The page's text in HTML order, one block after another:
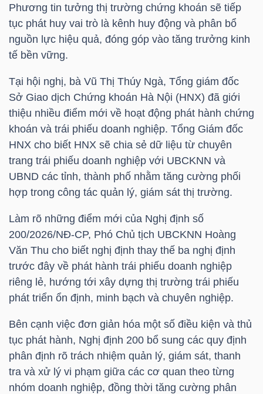
Phương tin tưởng thị trường chứng khoán sẽ tiếp
tục phát huy vai trò là kênh huy động và phân bổ
nguồn lực hiệu quả, đóng góp vào tăng trưởng kinh
tế bền vững.
Tại hội nghị, bà Vũ Thị Thúy Ngà, Tổng giám đốc
Sở Giao dịch Chứng khoán Hà Nội (HNX) đã giới
thiệu nhiều điểm mới về hoạt động phát hành chứng
khoán và trái phiếu doanh nghiệp. Tổng Giám đốc
HNX cho biết HNX sẽ chia sẻ dữ liệu từ chuyên
trang trái phiếu doanh nghiệp với UBCKNN và
UBND các tỉnh, thành phố nhằm tăng cường phối
hợp trong công tác quản lý, giám sát thị trường.
Làm rõ những điểm mới của Nghị định số
200/2026/NĐ-CP, Phó Chủ tịch UBCKNN Hoàng
Văn Thu cho biết nghị định thay thế ba nghị định
trước đây về phát hành trái phiếu doanh nghiệp
riêng lẻ, hướng tới xây dựng thị trường trái phiếu
phát triển ổn định, minh bạch và chuyên nghiệp.
Bên cạnh việc đơn giản hóa một số điều kiện và thủ
tục phát hành, Nghị định 200 bổ sung các quy định
phân định rõ trách nhiệm quản lý, giám sát, thanh
tra và xử lý vi phạm giữa các cơ quan theo từng
nhóm doanh nghiệp, đồng thời tăng cường phân
YẾU
TIÊU
DÙNG
THIẾT
YẾU
CHĂM
SÓC
SỨC
KHỎE
CHÍNH